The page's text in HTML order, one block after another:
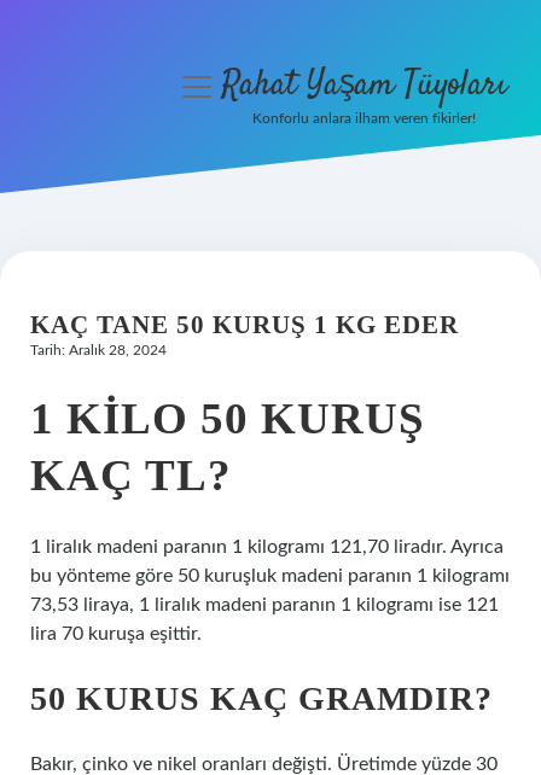
Hakkımızda
menüyüRahat Yaşam Tüyoları
Konforlu anlara ilham veren fikirler!
KAÇ TANE 50 KURUŞ 1 KG EDER
Tarih: Aralık 28, 2024
1 KILO 50 KURUŞ
KAÇ TL?
1 liralık madeni paranın 1 kilogramı 121,70 liradır. Ayrıca
bu yönteme göre 50 kuruşluk madeni paranın 1 kilogramı
73,53 liraya, 1 liralık madeni paranın 1 kilogramı ise 121
lira 70 kuruşa eşittir.
50 KURUS KAÇ GRAMDIR?
Bakır, çinko ve nikel oranları değişti. Üretimde yüzde 30